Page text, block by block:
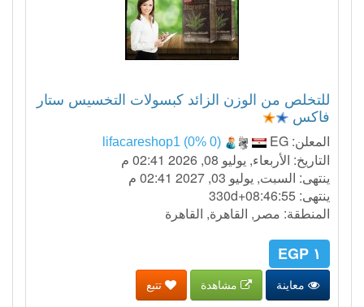
للتخلص من الوزن الزائد كبسولات التخسيس ستار
فاكس
المعلن: lifacareshop1 (0% 0)
EG
التاريخ: الأربعاء, يوليو 08, 2026 02:41 م
ينتهى: السبت, يوليو 03, 2027 02:41 م
ينتهى: 330d+08:46:54
المنطقة: مصر, القاهرة, القاهرة
١ EGP
معاينة مشاهدة تتبع